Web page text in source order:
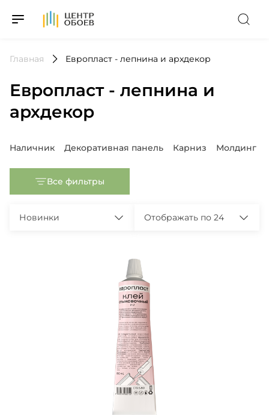
На Главную
Главная Европласт - лепнина и архдекор
Европласт - лепнина и
архдекор
Популярные запросы
Наличник Декоративная панель Карниз Молдинг
Все фильтры
Новинки Отображать по 24